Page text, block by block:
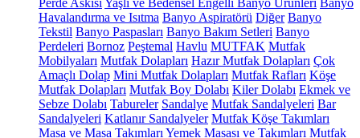
Perde Askısı Yaşlı ve Bedensel Engelli Banyo Ürünleri Banyo
Havalandırma ve Isıtma Banyo Aspiratörü Diğer Banyo
Tekstil Banyo Paspasları Banyo Bakım Setleri Banyo
Perdeleri Bornoz Peştemal Havlu MUTFAK Mutfak
Mobilyaları Mutfak Dolapları Hazır Mutfak Dolapları Çok
Amaçlı Dolap Mini Mutfak Dolapları Mutfak Rafları Köşe
Mutfak Dolapları Mutfak Boy Dolabı Kiler Dolabı Ekmek ve
Sebze Dolabı Tabureler Sandalye Mutfak Sandalyeleri Bar
Sandalyeleri Katlanır Sandalyeler Mutfak Köşe Takımları
Masa ve Masa Takımları Yemek Masası ve Takımları Mutfak